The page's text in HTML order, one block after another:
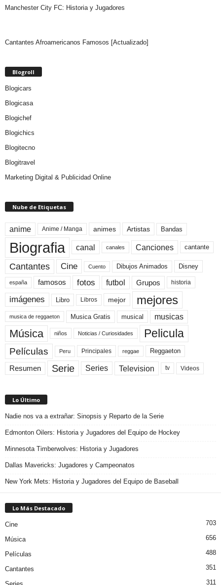
Manchester City FC: Historia y Jugadores
Cantantes Afroamericanos Famosos [Actualizado]
Blogroll
Blogicars
Blogicasa
Blogichef
Blogichics
Blogitecno
Blogitravel
Marketing Digital & Publicidad Online
Nube de Etiquetas
anime Anime / Manga animes Artistas Bandas
Biografia canal canales Canciones cantante
Cantantes Cine Cuento Dibujos Animados Disney
españa famosos fotos futbol Grupos historia
imágenes Libro Libros mejor mejores
musica de reggaeton Musica Gratis musical musicas
Música niños Noticias / Curiosidades Pelicula
Películas Peru Principales reggae Reggaeton
Resumen Serie Series Television tv Videos
Lo Último
Nadie nos va a extrañar: Sinopsis y Reparto de la Serie
Edmonton Oilers: Historia y Jugadores del Equipo de Hockey
Minnesota Timberwolves: Historia y Jugadores
Dallas Mavericks: Jugadores y Campeonatos
New York Mets: Historia y Jugadores del Equipo de Baseball
Lo Más Destacado
Cine 703
Música 656
Películas 488
Cantantes 351
311